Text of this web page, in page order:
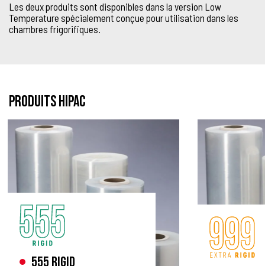
Les deux produits sont disponibles dans la version Low
Temperature spécialement conçue pour utilisation dans les
chambres frigorifiques.
PRODUITS HIPAC
555 Rigid